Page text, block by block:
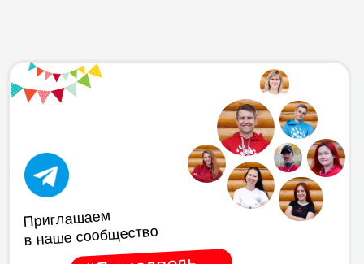
Приглашаем
в наше сообщество